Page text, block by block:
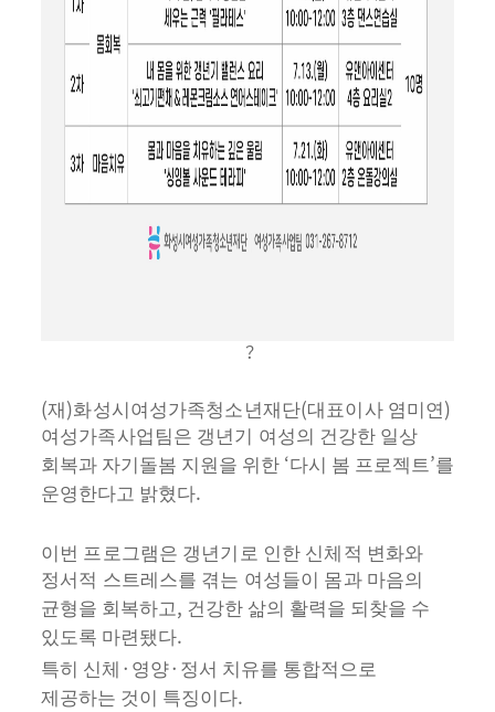
？
(재 )화성시여성가족청소년재단(대표이사 염미연)
여성가족사업팀은 갱년기 여성의 건강한 일상
회복과 자기돌봄 지원을 위한 ‘다시 봄 프로젝트’를
운영한다고 밝혔다.
이번 프로그램은 갱년기로 인한 신체적 변화와
정서적 스트레스를 겪는 여성들이 몸과 마음의
균형을 회복하고, 건강한 삶의 활력을 되찾을 수
있도록 마련됐다.
특히 신체 · 영양· 정서 치유를 통합적으로
제공하는 것이 특징이다.